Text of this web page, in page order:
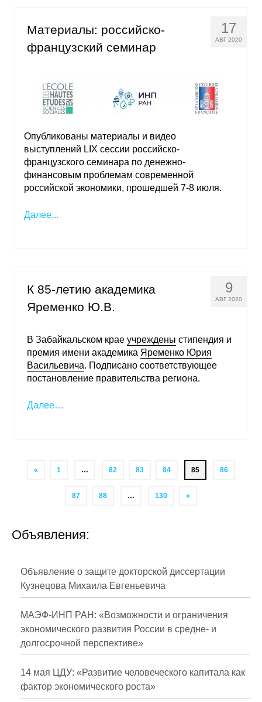
17
АВГ 2020
Материалы: российско-
французский семинар
Опубликованы материалы и видео
выступлений LIX сессии российско-
французского семинара по денежно-
финансовым проблемам современной
российской экономики, прошедшей 7-8 июля.
Далее...
9
АВГ 2020
К 85-летию академика
Яременко Ю.В.
В Забайкальском крае учреждены стипендия и
премия имени академика Яременко Юрия
Васильевича. Подписано соответствующее
постановление правительства региона.
Далее…
« 1 … 82 83 84 85 86
87 88 … 130 »
Объявления:
Объявление о защите докторской диссертации
Кузнецова Михаила Евгеньевича
МАЭФ-ИНП РАН: «Возможности и ограничения
экономического развития России в средне- и
долгосрочной перспективе»
14 мая ЦДУ: «Развитие человеческого капитала как
фактор экономического роста»